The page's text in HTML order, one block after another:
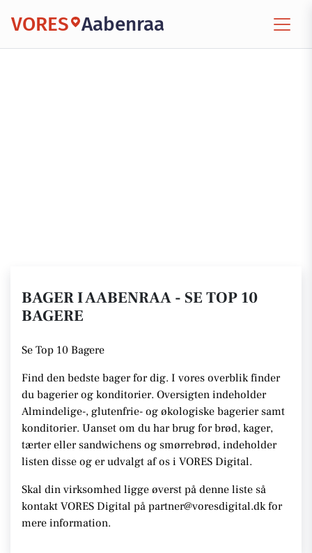
VORES Aabenraa
BAGER I AABENRAA - SE TOP 10
BAGERE
Se Top 10 Bagere
Find den bedste bager for dig. I vores overblik finder
du bagerier og konditorier. Oversigten indeholder
Almindelige-, glutenfrie- og økologiske bagerier samt
konditorier. Uanset om du har brug for brød, kager,
tærter eller sandwichens og smørrebrød, indeholder
listen disse og er udvalgt af os i VORES Digital.
Skal din virksomhed ligge øverst på denne liste så
kontakt VORES Digital på partner@voresdigital.dk for
mere information.